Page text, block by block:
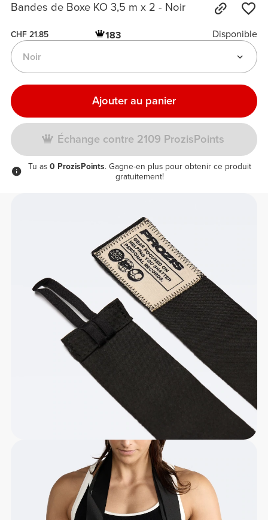
Bandes de Boxe KO 3,5 m x 2 - Noir
CHF 21.85 183
Disponible
Noir
Ajouter au panier
Échange contre 2109 ProzisPoints
Tu as 0 ProzisPoints. Gagne-en plus pour obtenir ce produit
gratuitement!